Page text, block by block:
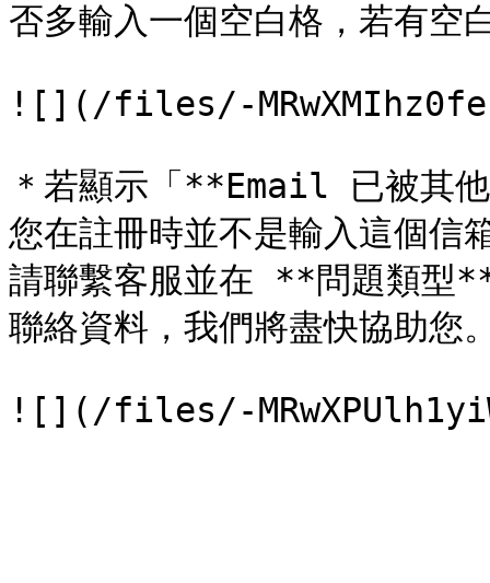
否多輸入一個空白格，若有空
![](/files/-
＊若顯示「**Email 已被其
您在註冊時並不是輸入這個信
請聯繫客服並在 **問題類型
聯絡資料，我們將盡快協助您